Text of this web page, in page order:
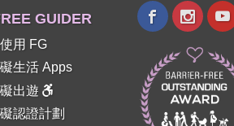
GUIDER
用 FG
生活 Apps
出遊
認證計劃